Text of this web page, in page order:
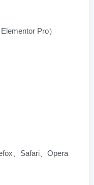
Pro）
、Safari、Opera